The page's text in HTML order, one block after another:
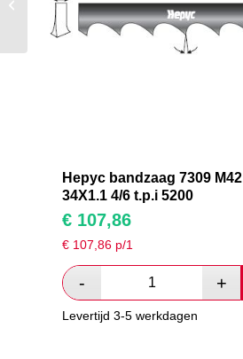
Hepyc bandzaag 7309 M42
34X1.1 4/6 t.p.i 5200
€ 107,86
€ 107,86 p/1
Levertijd 3-5 werkdagen
M42 34X1.1 4/6 t.p.i
4335